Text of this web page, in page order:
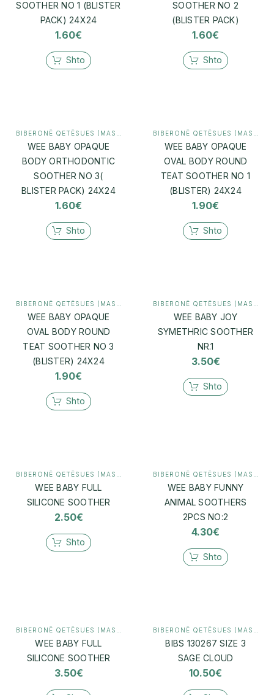
SOOTHER NO 1 (BLISTER
PACK) 24X24
1.60€
Shto
SOOTHER NO 2
(BLISTER PACK)
1.60€
Shto
,MAMI & BEBI
WEE BABY OPAQUE
BODY ORTHODONTIC
SOOTHER NO 3(
BLISTER PACK) 24X24
1.60€
Shto
WEE BABY OPAQUE
OVAL BODY ROUND
TEAT SOOTHER NO 1
(BLISTER) 24X24
1.90€
Shto
,MAMI & BEBI
WEE BABY OPAQUE
OVAL BODY ROUND
TEAT SOOTHER NO 3
(BLISTER) 24X24
1.90€
Shto
WEE BABY JOY
SYMETHRIC SOOTHER
NR.1
3.50€
Shto
,MAMI & BEBI
WEE BABY FULL
SILICONE SOOTHER
2.50€
Shto
WEE BABY FUNNY
ANIMAL SOOTHERS
2PCS NO:2
4.30€
Shto
,MAMI & BEBI
WEE BABY FULL
SILICONE SOOTHER
3.50€
BIBS 130267 SIZE 3
SAGE CLOUD
10.50€